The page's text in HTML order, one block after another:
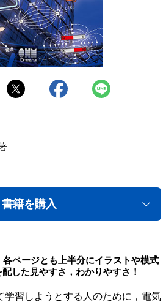
書籍を購入
各ページとも上半分にイラストや模式
した見やすさ，わかりやすさ！
学習しようとする人のために，電気